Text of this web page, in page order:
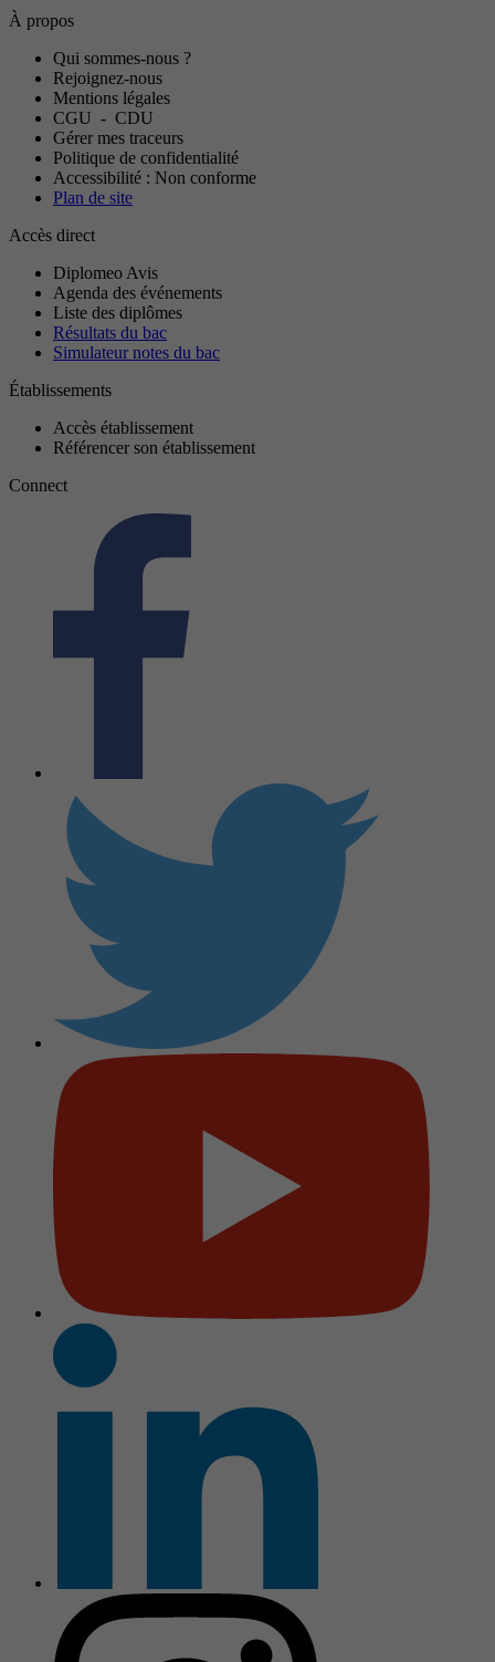
À propos
Qui sommes-nous ?
Rejoignez-nous
Mentions légales
CGU - CDU
Gérer mes traceurs
Politique de confidentialité
Accessibilité : Non conforme
Plan de site
Accès direct
Diplomeo Avis
Agenda des événements
Liste des diplômes
Résultats du bac
Simulateur notes du bac
Établissements
Accès établissement
Référencer son établissement
Connect